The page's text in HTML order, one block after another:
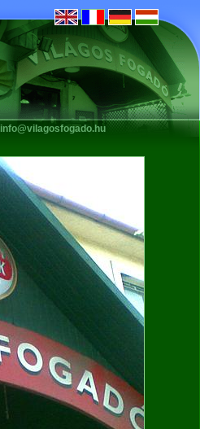
info@vilagosfogado.hu